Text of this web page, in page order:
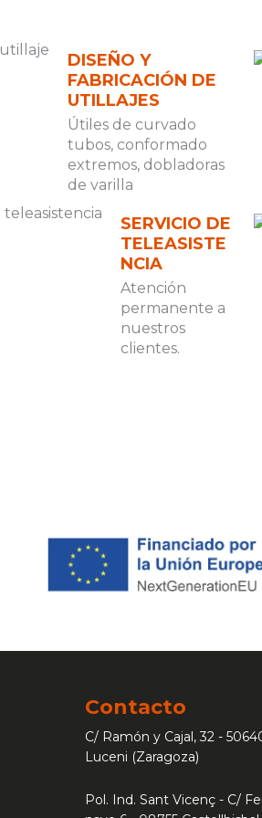
DISEÑO Y
FABRICACIÓN DE
UTILLAJES
Útiles de curvado
tubos, conformado
extremos, dobladoras
de varilla
SERVICIO DE
TELEASISTE
NCIA
Atención
permanente a
nuestros
clientes.
Contacto
C/ Ramón y Cajal, 32 -
Luceni (Zaragoza)
Pol. Ind. Sant Vicenç - C/